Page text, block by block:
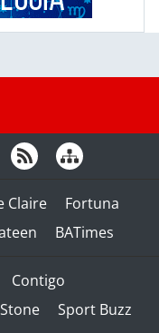
Claire
Fortuna
BATimes
Contigo
Sport Buzz